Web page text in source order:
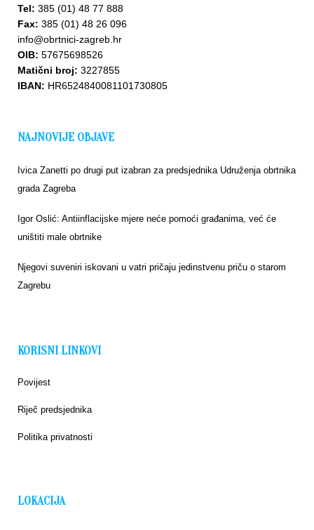
Upišite
se u
Tel: 385 (01) 48 77 888
Fax: 385 (01) 48 26 096
info@obrtnici-zagreb.hr
OIB: 57675698526
Matični broj: 3227855
IBAN: HR6524840081101730805
NAJNOVIJE OBJAVE
Ivica Zanetti po drugi put izabran za predsjednika Udruženja obrtnika
grada Zagreba
Igor Oslić: Antiinflacijske mjere neće pomoći građanima, već će
uništiti male obrtnike
Njegovi suveniri iskovani u vatri pričaju jedinstvenu priču o starom
Zagrebu
KORISNI LINKOVI
Povijest
Riječ predsjednika
Politika privatnosti
LOKACIJA